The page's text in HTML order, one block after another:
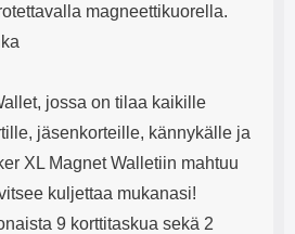
magneettikuorella.
jossa on tilaa kaikille
jäsenkorteille, kännykälle ja
XL Magnet Walletiin mahtuu
kuljettaa mukanasi!
9 korttitaskua sekä 2